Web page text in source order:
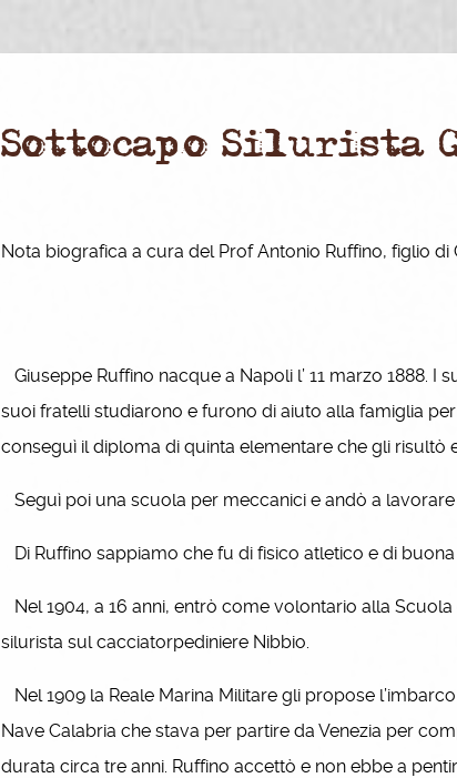
Sottocapo Silurista
Nota biografica a cura del Prof Antonio Ruffino, figlio
Giuseppe Ruffino nacque a Napoli l’ 11 marzo 1888.
suoi fratelli studiarono e furono di aiuto alla famiglia
conseguì il diploma di quinta elementare che gli risultò
Seguì poi una scuola per meccanici e andò a
Di Ruffino sappiamo che fu di fisico atletico e di
Nel 1904, a 16 anni, entrò come volontario alla
silurista sul cacciatorpediniere Nibbio.
Nel 1909 la Reale Marina Militare gli propose
Nave Calabria che stava per partire da Venezia per
durata circa tre anni. Ruffino accettò e non ebbe a